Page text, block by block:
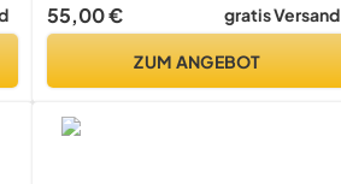
55,00 €
gratis Versand
ZUM ANGEBOT